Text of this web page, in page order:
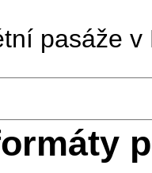
pasáže v